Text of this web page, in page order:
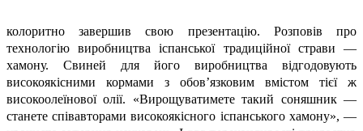
колоритно завершив свою презентацію. Розповів про
технологію виробництва іспанської традиційної страви —
хамону. Свиней для його виробництва відгодовують
високоякісними кормами з обов’язковим вмістом тієї ж
високоолеїнової олії. «Вирощуватимете такий соняшник —
станете співавторами високоякісного іспанського хамону», —